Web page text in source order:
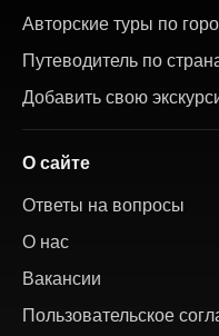
Авторские туры по
Путеводитель по
Добавить свою
О сайте
Ответы на вопросы
О нас
Вакансии
Пользовательское